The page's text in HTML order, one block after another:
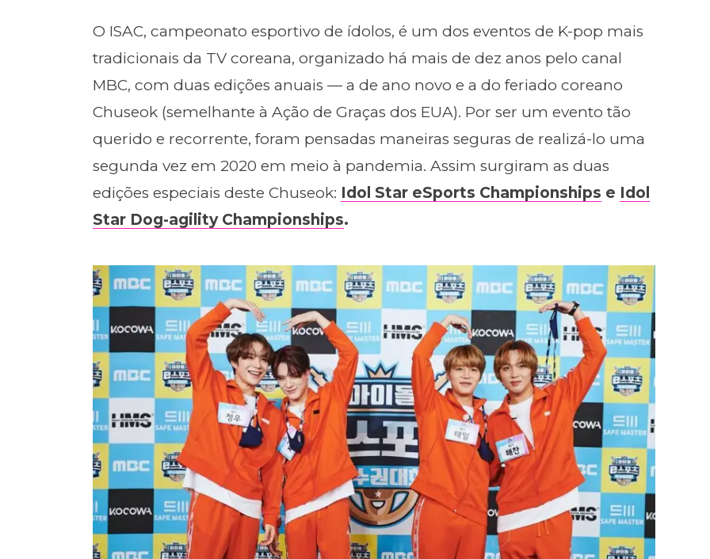
O ISAC, campeonato esportivo de ídolos, é um dos eventos de K-pop mais
tradicionais da TV coreana, organizado há mais de dez anos pelo canal
MBC, com duas edições anuais — a de ano novo e a do feriado coreano
Chuseok (semelhante à Ação de Graças dos EUA). Por ser um evento tão
querido e recorrente, foram pensadas maneiras seguras de realizá-lo uma
segunda vez em 2020 em meio à pandemia. Assim surgiram as duas
edições especiais deste Chuseok: Idol Star eSports Championships e Idol
Star Dog-agility Championships.